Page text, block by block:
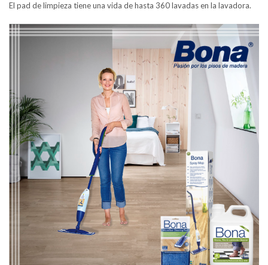
El pad de limpieza tiene una vida de hasta 360 lavadas en la lavadora.